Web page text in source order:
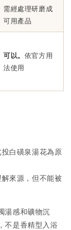
需經處理研磨成
可用產品
可以。 依官方用
法使用
白磺泉湯花為原
來源，但不能被
湯感和礦物沉
不是香精型入浴